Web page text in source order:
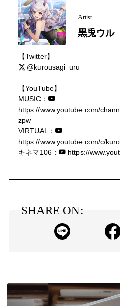
Artist
黒兎ウル
【Twitter】
@kurousagi_uru
【YouTube】
MUSIC：
https://www.youtube.com/
zpw
VIRTUAL：
https://www.youtube.com/c/
キネマ106：
https://
SHARE ON: